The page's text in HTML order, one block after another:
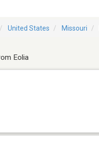
United States Missouri
Eolia